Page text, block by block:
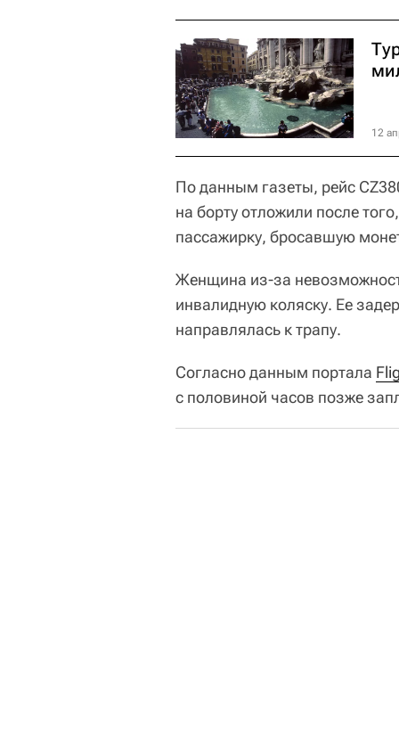
12
По данным газеты, рейс
на борту отложили после
пассажирку, бросавшую
Женщина из-за
инвалидную коляску. Ее
направлялась к трапу.
Согласно данным портала
с половиной часов позже